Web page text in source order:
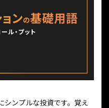
シンプルな投資です。覚え